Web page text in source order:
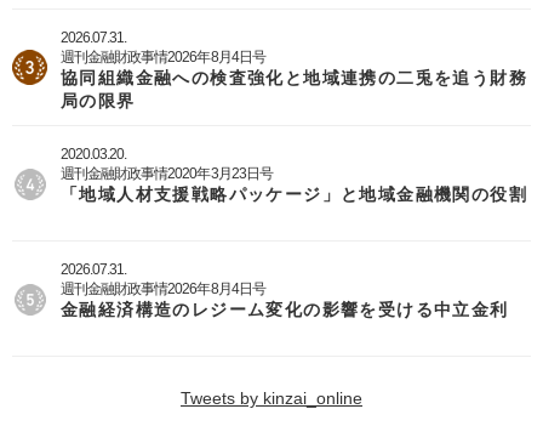
2026.07.31.
週刊金融財政事情2026年8月4日号
協同組織金融への検査強化と地域連携の二兎を追う財務
局の限界
2020.03.20.
週刊金融財政事情2020年3月23日号
「地域人材支援戦略パッケージ」と地域金融機関の役割
2026.07.31.
週刊金融財政事情2026年8月4日号
金融経済構造のレジーム変化の影響を受ける中立金利
Tweets by kinzai_online